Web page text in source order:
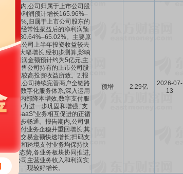
报告期内,公司归属于上市公司股
东的净利润预计增长165.96%–
205.20%,归属于上市公司股东的
扣除非经常性损益后的净利润预
计增长30.64%–65.02%。主要原
因为:1.公司上半年投资收益较去
年同期大幅增长,经初步测算,影响
本期利润金额预计约为5亿元,主
要系出售公司持有的上市公司股
票实现较高投资收益所致。2.报
告期内,公司持续完善商户全链路
经营的数字化服务体系,深入运用
AI赋能内部降本增效,数字支付服
务竞争力进一步巩固和增强,“支
付”与“SaaS”业务相互促进的正循
环进一步畅通。报告期内,公司银
行卡支付业务企稳并重回增长,其
中外卡交易金额快速增长;扫码支
付业务和跨境支付业务均保持快
速增长态势,各业务板块协同推进,
推动公司主营业务收入和利润实
现较好增长。
预增 2.29亿
2026-07-
13